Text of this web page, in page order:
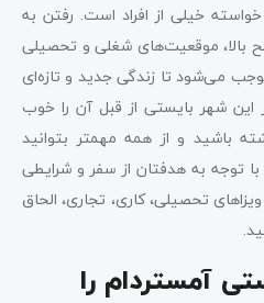
خیلی از افراد است. رفتن به
بالا، موقعیت‌های شغلی و تحصیلی
می‌شود تا زندگی جدید و تازه‌ای
این شهر بایستی از قبل آن را خوب
باشید و از همه مهمتر بتوانید
با توجه به هدفتان از سفر و شرایطی
تحصیلی، کاری، تجاری، الحاق
آمستردام را